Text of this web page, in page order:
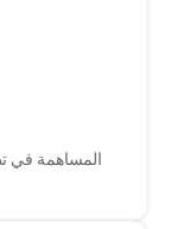
المساهمة في